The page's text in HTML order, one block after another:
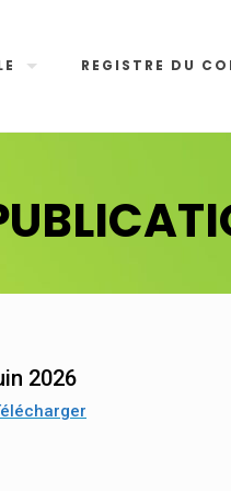
REGISTRE DU
2026